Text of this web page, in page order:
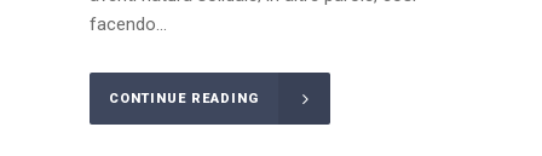
facendo...
CONTINUE READING